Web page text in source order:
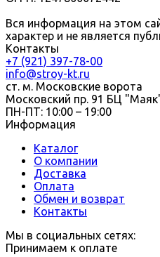
Вся информация на этом
характер и не является
Контакты
+7 (921) 397-78-00
info@stroy-kt.ru
ст. м. Московские ворота
Московский пр. 91 БЦ
ПН-ПТ: 10:00 – 19:00
Информация
Каталог
О компании
Доставка
Оплата
Обмен и возврат
Контакты
Мы в социальных сетях:
Принимаем к оплате